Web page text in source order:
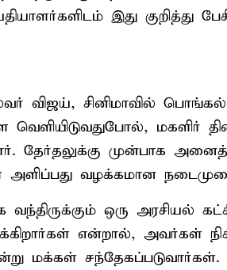
இது குறித்து
விஜய், சினிமாவில்
வெளியிடுவதுபோல், மகளிர்
தேர்தலுக்கு முன்பாக
அளிப்பது வழக்கமான
வந்திருக்கும் ஒரு அரசியல்
என்றால், அவர்கள்
மக்கள் சந்தேகப்படுவார்கள்.